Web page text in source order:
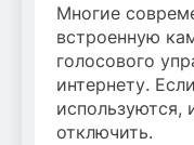
Многие
встроенную
голосового
интернету.
используются,
отключить.